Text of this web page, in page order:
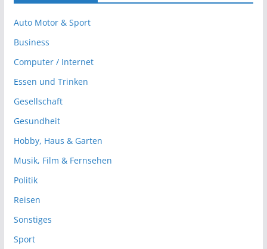
Auto Motor & Sport
Business
Computer / Internet
Essen und Trinken
Gesellschaft
Gesundheit
Hobby, Haus & Garten
Musik, Film & Fernsehen
Politik
Reisen
Sonstiges
Sport